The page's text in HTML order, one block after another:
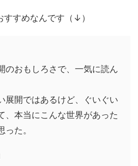
すすめなんです（↓）
のおもしろさで、一気に読ん
展開ではあるけど、ぐいぐい
、本当にこんな世界があった
った。